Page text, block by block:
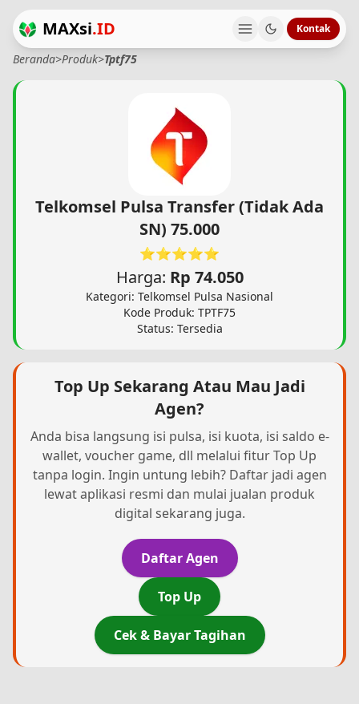
MAXsi.ID Kontak
Beranda>Produk>Tptf75
Telkomsel Pulsa Transfer (Tidak Ada
SN) 75.000
⭐⭐⭐⭐⭐
Harga: Rp 74.050
Kategori: Telkomsel Pulsa Nasional
Kode Produk: TPTF75
Status: Tersedia
Top Up Sekarang Atau Mau Jadi
Agen?
Anda bisa langsung isi pulsa, isi kuota, isi saldo e-
wallet, voucher game, dll melalui fitur Top Up
tanpa login. Ingin untung lebih? Daftar jadi agen
lewat aplikasi resmi dan mulai jualan produk
digital sekarang juga.
Daftar Agen
Top Up
Cek & Bayar Tagihan